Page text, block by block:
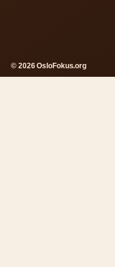
© 2026 OsloFokus.org